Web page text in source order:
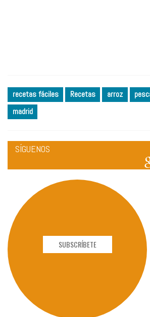
recetas fáciles Recetas arroz
madrid
SÍGUENOS
SUBSCRÍBETE